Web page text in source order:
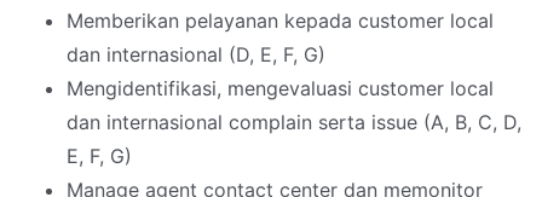
Memberikan pelayanan kepada customer local
dan internasional (D, E, F, G)
Mengidentifikasi, mengevaluasi customer local
dan internasional complain serta issue (A, B, C, D,
E, F, G)
Manage agent contact center dan memonitor